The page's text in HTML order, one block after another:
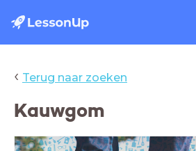
‹ Terug naar zoeken
Kauwgom